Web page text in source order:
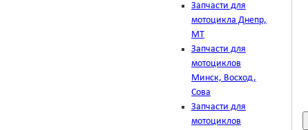
Запчасти для
мотоцикла Днепр,
МТ
Запчасти для
мотоциклов
Минск, Восход,
Сова
Запчасти для
мотоциклов